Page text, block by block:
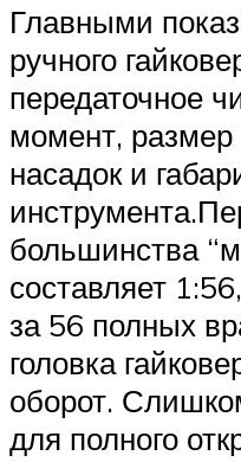
Главными
ручного
передаточное
момент, размер
насадок и
большинства
составляет
за 56 полных
головка
оборот.
для полного